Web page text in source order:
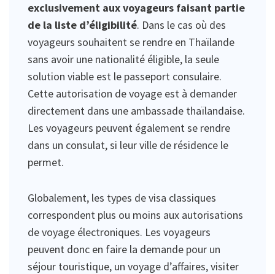
exclusivement aux voyageurs faisant partie
de la liste d’éligibilité. Dans le cas où des
voyageurs souhaitent se rendre en Thaïlande
sans avoir une nationalité éligible, la seule
solution viable est le passeport consulaire.
Cette autorisation de voyage est à demander
directement dans une ambassade thaïlandaise.
Les voyageurs peuvent également se rendre
dans un consulat, si leur ville de résidence le
permet.
Globalement, les types de visa classiques
correspondent plus ou moins aux autorisations
de voyage électroniques. Les voyageurs
peuvent donc en faire la demande pour un
séjour touristique, un voyage d’affaires, visiter